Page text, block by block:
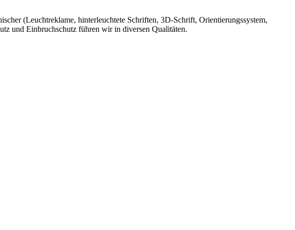
(Leuchtreklame, hinterleuchtete Schriften, 3D-Schrift, Orientierungssystem,
und Einbruchschutz führen wir in diversen Qualitäten.